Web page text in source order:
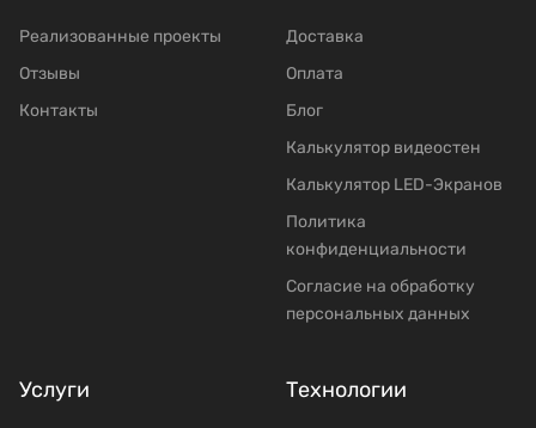
Реализованные проекты
Отзывы
Контакты
Доставка
Оплата
Блог
Калькулятор видеостен
Калькулятор LED-Экранов
Политика
конфиденциальности
Согласие на обработку
персональных данных
Услуги Технологии